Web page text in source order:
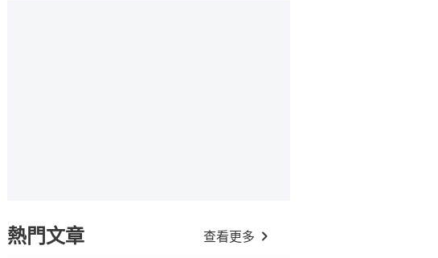
熱門文章 查看更多